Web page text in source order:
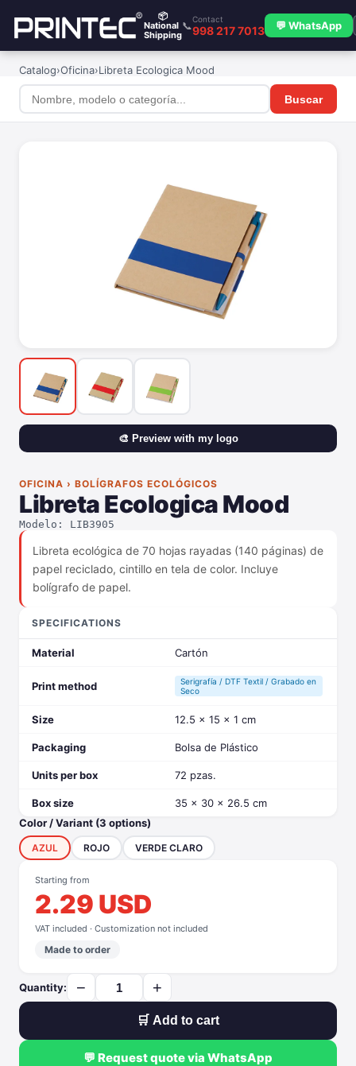
📦
National
Shipping
📞
Contact
998 217 7013 💬 WhatsApp
Catalog›Oficina›Libreta Ecologica Mood
Buscar
🎨 Preview with my logo
OFICINA › BOLÍGRAFOS ECOLÓGICOS
Libreta Ecologica Mood
Modelo: LIB3905
Libreta ecológica de 70 hojas rayadas (140 páginas) de
papel reciclado, cintillo en tela de color. Incluye
bolígrafo de papel.
SPECIFICATIONS
Material Cartón
Print method
Serigrafía / DTF Textil / Grabado en
Seco
Size 12.5 x 15 x 1 cm
Packaging Bolsa de Plástico
Units per box 72 pzas.
Box size
35 x 30 x 26.5 cm
Color / Variant (3 options)
AZUL ROJO VERDE CLARO
Starting from
2.29 USD
VAT included · Customization not included
Made to order
Quantity: − +
🛒 Add to cart
💬 Request quote via WhatsApp